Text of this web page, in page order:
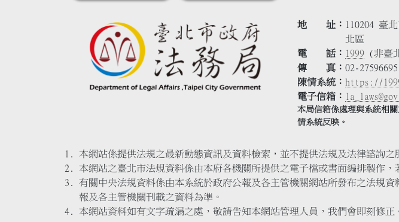
地 址
110204 臺
北區
電 話
1999 (非臺
傳 真
02-
陳情系統
https://
電子信箱
本局信箱係處理與系統相
情系統反映。
本網站係提供法規之最新動態資訊及資料檢索，並不提供法規及法律諮詢
本網站之臺北市法規資料係由本府各機關所提供之電子檔或書面編排製作
有關中央法規資料係由本系統於政府公報及各主管機關網站所發布之法規
報及各主管機關刊載之資料為準。
本網站資料如有文字疏漏之處，敬請告知本網站管理人員，我們會即刻修正